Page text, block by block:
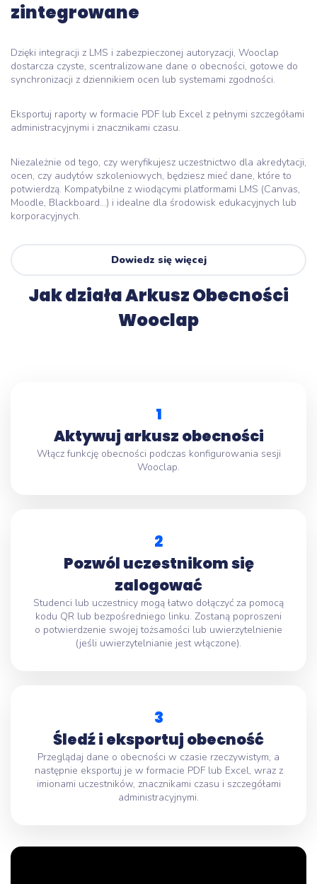
zintegrowane
Dzięki integracji z LMS i zabezpieczonej autoryzacji, Wooclap
dostarcza czyste, scentralizowane dane o obecności, gotowe do
synchronizacji z dziennikiem ocen lub systemami zgodności.
Eksportuj raporty w formacie PDF lub Excel z pełnymi szczegółami
administracyjnymi i znacznikami czasu.
Niezależnie od tego, czy weryfikujesz uczestnictwo dla akredytacji,
ocen, czy audytów szkoleniowych, będziesz mieć dane, które to
potwierdzą. Kompatybilne z wiodącymi platformami LMS (Canvas,
Moodle, Blackboard...) i idealne dla środowisk edukacyjnych lub
korporacyjnych.
Dowiedz się więcej
Jak działa Arkusz Obecności
Wooclap
1
Aktywuj arkusz obecności
Włącz funkcję obecności podczas konfigurowania sesji
Wooclap.
2
Pozwól uczestnikom się
zalogować
Studenci lub uczestnicy mogą łatwo dołączyć za pomocą
kodu QR lub bezpośredniego linku. Zostaną poproszeni
o potwierdzenie swojej tożsamości lub uwierzytelnienie
(jeśli uwierzytelnianie jest włączone).
3
Śledź i eksportuj obecność
Przeglądaj dane o obecności w czasie rzeczywistym, a
następnie eksportuj je w formacie PDF lub Excel, wraz z
imionami uczestników, znacznikami czasu i szczegółami
administracyjnymi.